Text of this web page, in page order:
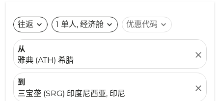
往返 expand_more 1 单人, 经济舱 expand_more 优惠代码 expand_more
从
雅典 (ATH) 希腊
close
到
三宝垄 (SRG) 印度尼西亚, 印尼
close